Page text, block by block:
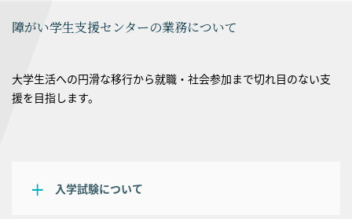
障がい学生支援センターの業務について
大学生活への円滑な移行から就職・社会参加まで切れ目のない支
援を目指します。
入学試験について